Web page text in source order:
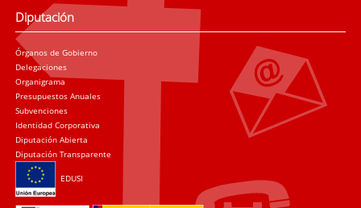
Diputación
Órganos de Gobierno
Delegaciones
Organigrama
Presupuestos Anuales
Subvenciones
Identidad Corporativa
Diputación Abierta
Diputación Transparente
EDUSI